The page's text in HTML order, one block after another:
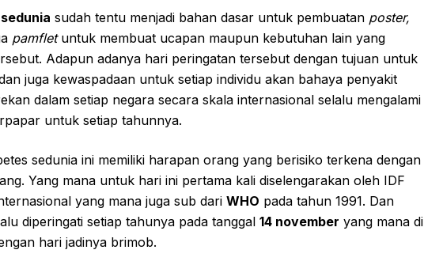
sudah tentu menjadi bahan dasar untuk pembuatan poster,
pamflet untuk membuat ucapan maupun kebutuhan lain yang
Adapun adanya hari peringatan tersebut dengan tujuan untuk
juga kewaspadaan untuk setiap individu akan bahaya penyakit
dalam setiap negara secara skala internasional selalu mengalami
untuk setiap tahunnya.
sedunia ini memiliki harapan orang yang berisiko terkena dengan
Yang mana untuk hari ini pertama kali diselengarakan oleh IDF
yang mana juga sub dari WHO pada tahun 1991. Dan
diperingati setiap tahunya pada tanggal 14 november yang mana di
hari jadinya brimob.